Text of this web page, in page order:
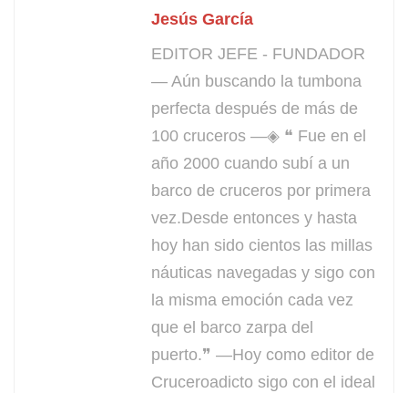
Jesús García
EDITOR JEFE - FUNDADOR
— Aún buscando la tumbona
perfecta después de más de
100 cruceros —◈ ❝ Fue en el
año 2000 cuando subí a un
barco de cruceros por primera
vez.Desde entonces y hasta
hoy han sido cientos las millas
náuticas navegadas y sigo con
la misma emoción cada vez
que el barco zarpa del
puerto.❞ —Hoy como editor de
Cruceroadicto sigo con el ideal